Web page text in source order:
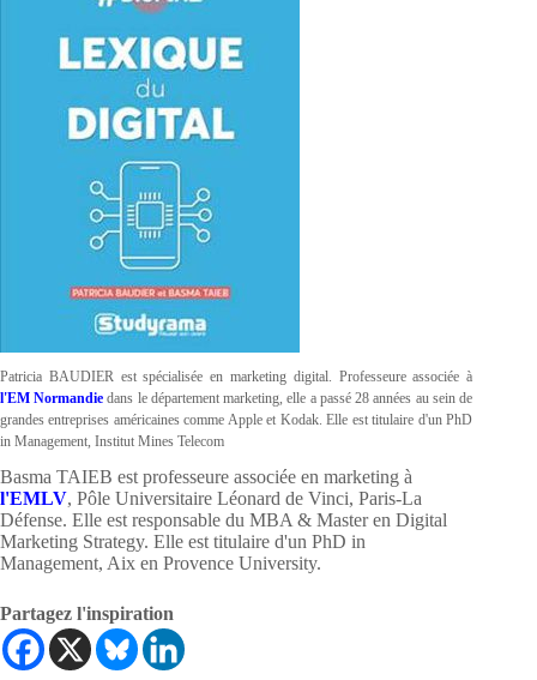
Patricia BAUDIER est spécialisée en marketing digital. Professeure associée à
l'EM Normandie dans le département marketing, elle a passé 28 années au sein de
grandes entreprises américaines comme Apple et Kodak. Elle est titulaire d'un PhD
in Management, Institut Mines Telecom
Basma TAIEB est professeure associée en marketing à
l'EMLV, Pôle Universitaire Léonard de Vinci, Paris-La
Défense. Elle est responsable du MBA & Master en Digital
Marketing Strategy. Elle est titulaire d'un PhD in
Management, Aix en Provence University.
Partagez l'inspiration